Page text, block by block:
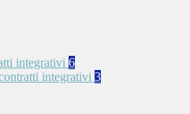
integrativi 6
integrativi 3